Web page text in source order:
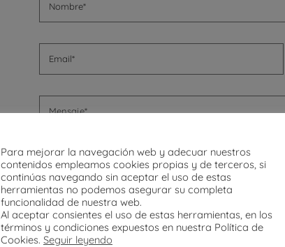
Acepto la política de privacida de este sitio web
En cumplimiento de las obligaciones establecidas en la
Datos Personales y Garantía de los Derechos Digitales
personalesseguir leyendo
Para mejorar la navegación web y adecuar nuestros
contenidos empleamos cookies propias y de terceros, si
continúas navegando sin aceptar el uso de estas
herramientas no podemos asegurar su completa
funcionalidad de nuestra web.
Al aceptar consientes el uso de estas herramientas, en los
términos y condiciones expuestos en nuestra Política de
Cookies. Seguir leyendo